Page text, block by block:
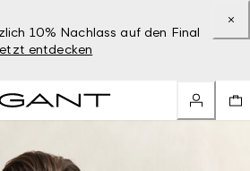
10% Nachlass auf den Final
entdecken